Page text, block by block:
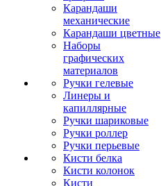
Карандаши
механические
Карандаши цветные
Наборы
графических
материалов
Ручки гелевые
Линеры и
капиллярные
Ручки шариковые
Ручки роллер
Ручки перьевые
Кисти белка
Кисти колонок
Кисти